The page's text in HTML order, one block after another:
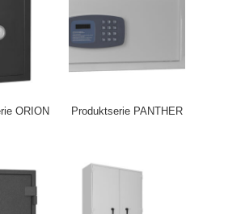
ORION Produktserie PANTHER